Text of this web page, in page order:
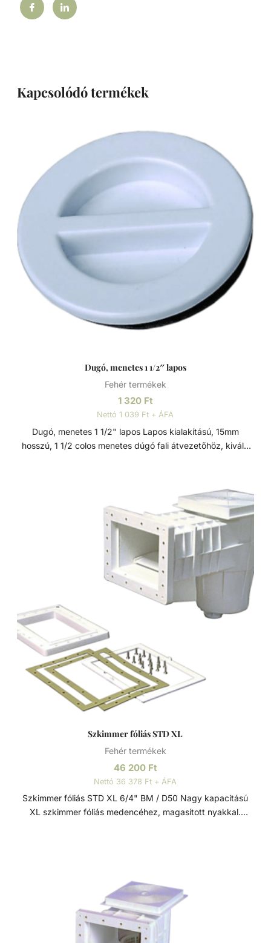
Kapcsolódó termékek
Dugó, menetes 1 1/2″ lapos
Fehér termékek
1 320 Ft
Nettó 1 039 Ft + ÁFA
Dugó, menetes 1 1/2" lapos Lapos kialakítású, 15mm
hosszú, 1 1/2 colos menetes dúgó fali átvezetőhöz, kiváló
ütésálló képességgel, nagy keménységgel és
szilárdsággal, jó hőállósággal és vegyszerállósággal,
emellett jó zaj és rezgéscsillapítással rendelkező, hőre
lágyuló műanyag. Kiválósága különböző anyagai
kombinálásából fakad. Az akrilnitril növeli a hő- és kémiai
ellenállást, a butadién fokozza a tartósságot és
szívósságot, a sztirol pedig javítja a megmunkálhatóságot,
csökkenti a költségeket és fényes felületet biztosít.
Szkimmer fóliás STD XL
Fehér termékek
46 200 Ft
Nettó 36 378 Ft + ÁFA
Szkimmer fóliás STD XL 6/4" BM / D50 Nagy kapacitású
XL szkimmer fóliás medencéhez, magasított nyakkal.
szkimmer + 10 cm-es hosszított nyak - Ajánlott
teljesítmény: 5 - 7 m3/h Szkimmer A szkimmer feladata a
víz elszívása mellett a lebegő szennyeződések (pl.
falevelek, rovarok, stb.) kiszűrése a medencéből. A